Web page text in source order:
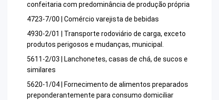
confeitaria com predominância de produção própria
4723-7/00 | Comércio varejista de bebidas
4930-2/01 | Transporte rodoviário de carga, exceto
produtos perigosos e mudanças, municipal.
5611-2/03 | Lanchonetes, casas de chá, de sucos e
similares
5620-1/04 | Fornecimento de alimentos preparados
preponderantemente para consumo domiciliar